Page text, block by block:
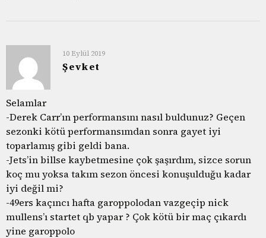
10 Eylül 2019
Şevket
Selamlar
-Derek Carr’ın performansını nasıl buldunuz? Geçen
sezonki kötü performansımdan sonra gayet iyi
toparlamış gibi geldi bana.
-Jets’in billse kaybetmesine çok şaşırdım, sizce sorun
koç mu yoksa takım sezon öncesi konuşulduğu kadar
iyi değil mi?
-49ers kaçıncı hafta garoppolodan vazgeçip nick
mullens’ı startet qb yapar ? Çok kötü bir maç çıkardı
yine garoppolo